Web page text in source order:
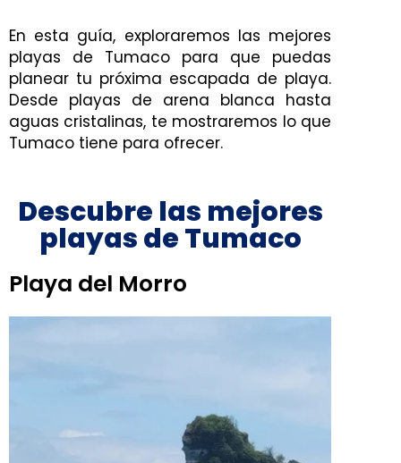
En esta guía, exploraremos las mejores
playas de Tumaco para que puedas
planear tu próxima escapada de playa.
Desde playas de arena blanca hasta
aguas cristalinas, te mostraremos lo que
Tumaco tiene para ofrecer.
Descubre las mejores
playas de Tumaco
Playa del Morro